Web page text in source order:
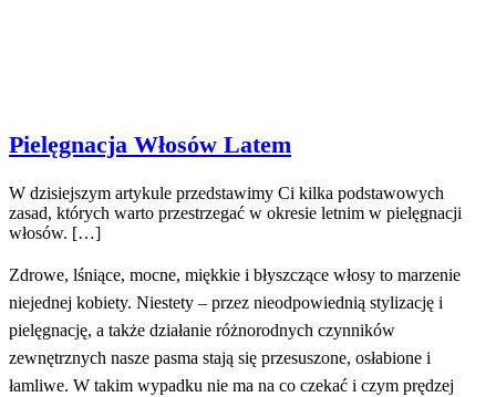
Pielęgnacja Włosów Latem
W dzisiejszym artykule przedstawimy Ci kilka podstawowych
zasad, których warto przestrzegać w okresie letnim w pielęgnacji
włosów. […]
Zdrowe, lśniące, mocne, miękkie i błyszczące włosy to marzenie
niejednej kobiety. Niestety – przez nieodpowiednią stylizację i
pielęgnację, a także działanie różnorodnych czynników
zewnętrznych nasze pasma stają się przesuszone, osłabione i
łamliwe. W takim wypadku nie ma na co czekać i czym prędzej